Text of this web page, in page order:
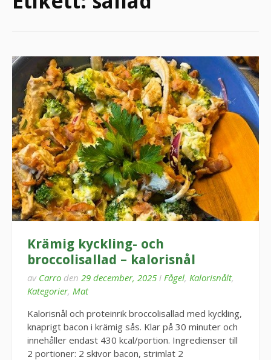
Krämig kyckling- och
broccolisallad – kalorisnål
av Carro den 29 december, 2025 i Fågel, Kalorisnålt,
Kategorier, Mat
Kalorisnål och proteinrik broccolisallad med kyckling,
knaprigt bacon i krämig sås. Klar på 30 minuter och
innehåller endast 430 kcal/portion. Ingredienser till
2 portioner: 2 skivor bacon, strimlat 2